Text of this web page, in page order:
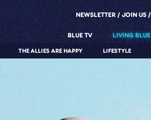
NEWSLETTER JOIN US
BLUE TV LIVING BLUE
LIFESTYLE
THE ALLIES ARE HAPPY